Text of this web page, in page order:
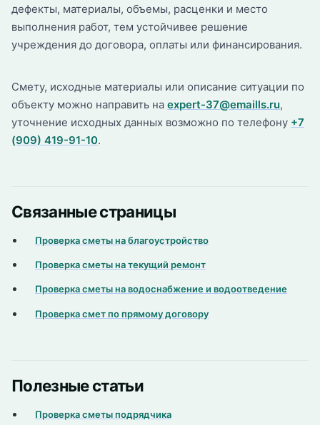
дефекты, материалы, объемы, расценки и место
выполнения работ, тем устойчивее решение
учреждения до договора, оплаты или финансирования.
Смету, исходные материалы или описание ситуации по
объекту можно направить на expert-37@emaills.ru,
уточнение исходных данных возможно по телефону +7
(909) 419-91-10.
Связанные страницы
Проверка сметы на благоустройство
Проверка сметы на текущий ремонт
Проверка сметы на водоснабжение и водоотведение
Проверка смет по прямому договору
Полезные статьи
Проверка сметы подрядчика